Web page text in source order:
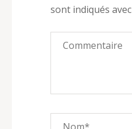
sont indiqués avec